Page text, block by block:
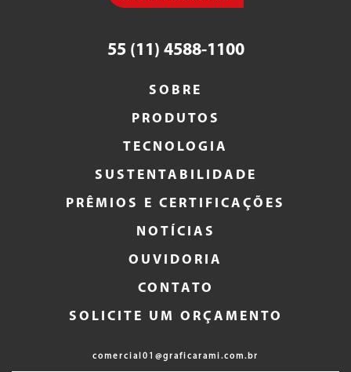
55 (11) 4588-1100
SOBRE
PRODUTOS
TECNOLOGIA
SUSTENTABILIDADE
PRÊMIOS E CERTIFICAÇÕES
NOTÍCIAS
OUVIDORIA
CONTATO
SOLICITE UM ORÇAMENTO
comercial01@graficarami.com.br